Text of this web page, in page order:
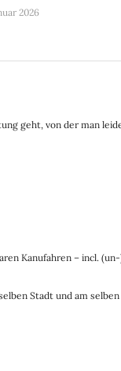
2026
geht, von der man
Kanufahren – incl.
Stadt und am